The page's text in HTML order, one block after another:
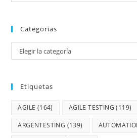
Categorias
Elegir la categoría
Etiquetas
AGILE (164) AGILE TESTING (119)
ARGENTESTING (139)